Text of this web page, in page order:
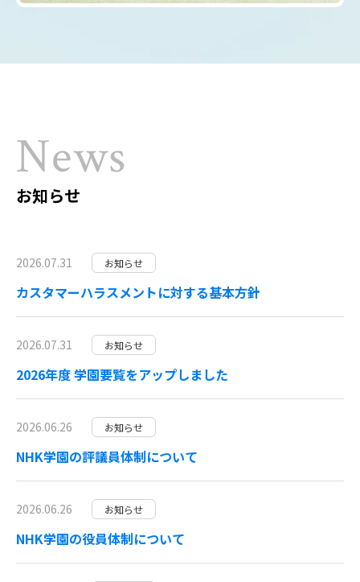
お知らせ
2026.07.31 お知らせ
カスタマーハラスメントに対する基本方針
2026.07.31 お知らせ
2026年度 学園要覧をアップしました
2026.06.26 お知らせ
NHK学園の評議員体制について
2026.06.26 お知らせ
NHK学園の役員体制について